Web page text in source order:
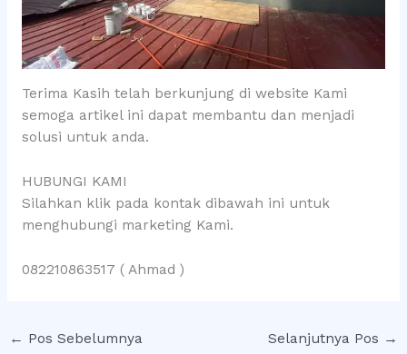
Terima Kasih telah berkunjung di website Kami
semoga artikel ini dapat membantu dan menjadi
solusi untuk anda.
HUBUNGI KAMI
Silahkan klik pada kontak dibawah ini untuk
menghubungi marketing Kami.
082210863517 ( Ahmad )
← Pos Sebelumnya Selanjutnya Pos →